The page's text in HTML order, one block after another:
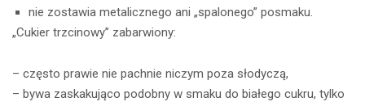
nie zostawia metalicznego ani „spalonego” posmaku.
„Cukier trzcinowy” zabarwiony:
– często prawie nie pachnie niczym poza słodyczą,
– bywa zaskakująco podobny w smaku do białego cukru, tylko